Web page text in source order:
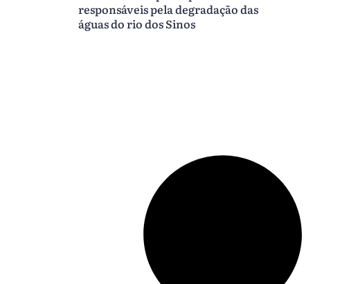
responsáveis pela degradação das
águas do rio dos Sinos